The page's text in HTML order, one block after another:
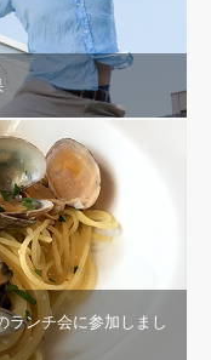
ランチ会に参加しまし